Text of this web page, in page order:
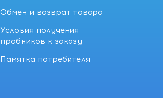
Обмен и возврат товара
Условия получения
пробников к заказу
Памятка потребителя